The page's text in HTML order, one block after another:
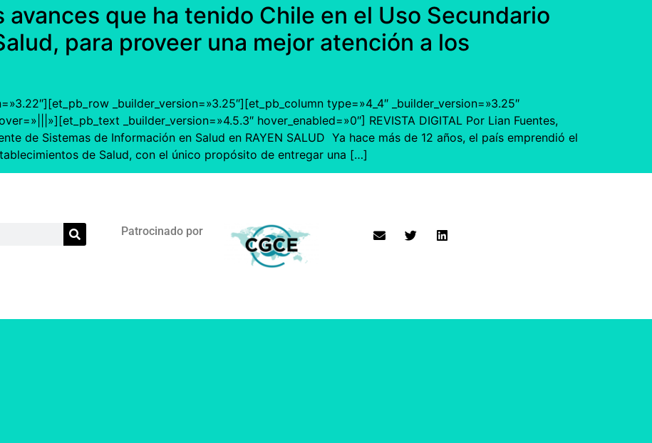
avances que ha tenido Chile en el Uso Secundario
para proveer una mejor atención a los
_builder_version=»3.25″][et_pb_column type=»4_4″ _builder_version=»3.25″
_builder_version=»4.5.3″ hover_enabled=»0″] REVISTA DIGITAL Por Lian Fuentes,
de Sistemas de Información en Salud en RAYEN SALUD Ya hace más de 12 años, el país emprendió el
de Salud, con el único propósito de entregar una […]
Patrocinado por